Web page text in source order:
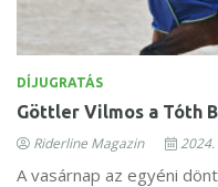
DÍJUGRATÁS
Göttler Vilmos a Tóth
Riderline Magazin
A vasárnap az egyéni